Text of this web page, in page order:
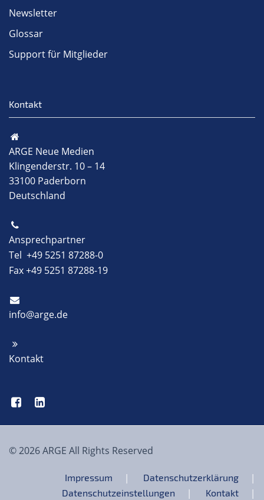
Newsletter
Glossar
Support für Mitglieder
Kontakt
ARGE Neue Medien
Klingenderstr. 10 – 14
33100 Paderborn
Deutschland
Ansprechpartner
Tel +49 5251 87288-0
Fax +49 5251 87288-19
info@arge.de
Kontakt
© 2026 ARGE All Rights Reserved
Impressum
Datenschutzerklärung
Datenschutzeinstellungen
Kontakt